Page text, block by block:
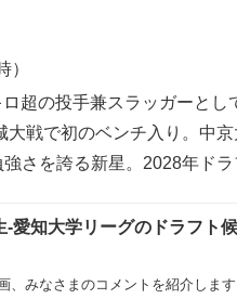
）
超の投手兼スラッガーとし
戦で初のベンチ入り。中
さを誇る新星。2028年ドラ
-愛知大学リーグのドラフト
、みなさまのコメントを紹介します